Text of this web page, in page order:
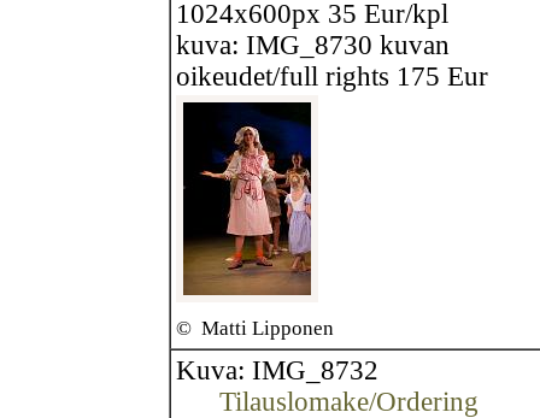
1024x600px 35 Eur/kpl
kuva: IMG_8730 kuvan
oikeudet/full rights 175 Eur
© Matti Lipponen
Kuva: IMG_8732
Tilauslomake/Ordering